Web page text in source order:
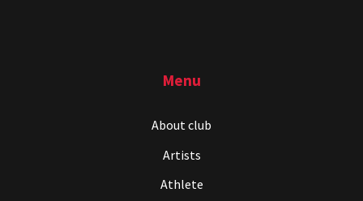
Menu
About club
Artists
Athlete